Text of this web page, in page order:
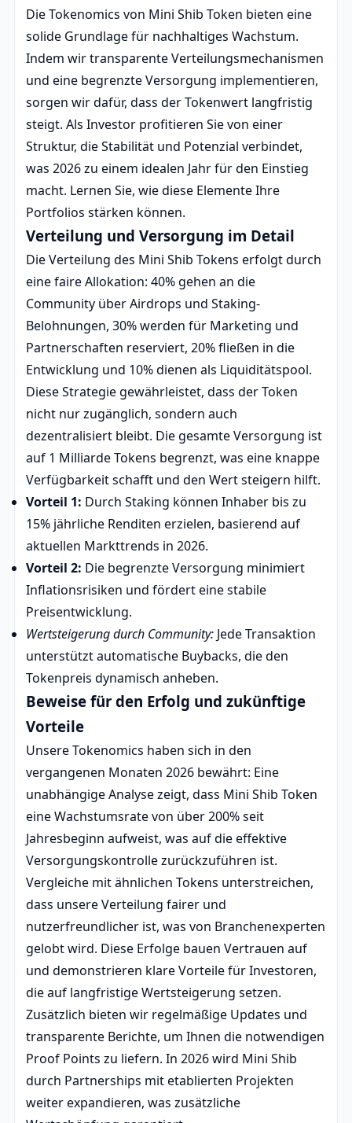
Die Tokenomics von Mini Shib Token bieten eine
solide Grundlage für nachhaltiges Wachstum.
Indem wir transparente Verteilungsmechanismen
und eine begrenzte Versorgung implementieren,
sorgen wir dafür, dass der Tokenwert langfristig
steigt. Als Investor profitieren Sie von einer
Struktur, die Stabilität und Potenzial verbindet,
was 2026 zu einem idealen Jahr für den Einstieg
macht. Lernen Sie, wie diese Elemente Ihre
Portfolios stärken können.
Verteilung und Versorgung im Detail
Die Verteilung des Mini Shib Tokens erfolgt durch
eine faire Allokation: 40% gehen an die
Community über Airdrops und Staking-
Belohnungen, 30% werden für Marketing und
Partnerschaften reserviert, 20% fließen in die
Entwicklung und 10% dienen als Liquiditätspool.
Diese Strategie gewährleistet, dass der Token
nicht nur zugänglich, sondern auch
dezentralisiert bleibt. Die gesamte Versorgung ist
auf 1 Milliarde Tokens begrenzt, was eine knappe
Verfügbarkeit schafft und den Wert steigern hilft.
Vorteil 1: Durch Staking können Inhaber bis zu
15% jährliche Renditen erzielen, basierend auf
aktuellen Markttrends in 2026.
Vorteil 2: Die begrenzte Versorgung minimiert
Inflationsrisiken und fördert eine stabile
Preisentwicklung.
Wertsteigerung durch Community: Jede Transaktion
unterstützt automatische Buybacks, die den
Tokenpreis dynamisch anheben.
Beweise für den Erfolg und zukünftige
Vorteile
Unsere Tokenomics haben sich in den
vergangenen Monaten 2026 bewährt: Eine
unabhängige Analyse zeigt, dass Mini Shib Token
eine Wachstumsrate von über 200% seit
Jahresbeginn aufweist, was auf die effektive
Versorgungskontrolle zurückzuführen ist.
Vergleiche mit ähnlichen Tokens unterstreichen,
dass unsere Verteilung fairer und
nutzerfreundlicher ist, was von Branchenexperten
gelobt wird. Diese Erfolge bauen Vertrauen auf
und demonstrieren klare Vorteile für Investoren,
die auf langfristige Wertsteigerung setzen.
Zusätzlich bieten wir regelmäßige Updates und
transparente Berichte, um Ihnen die notwendigen
Proof Points zu liefern. In 2026 wird Mini Shib
durch Partnerships mit etablierten Projekten
weiter expandieren, was zusätzliche